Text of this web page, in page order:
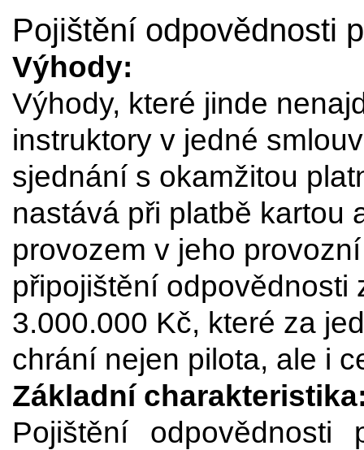
Pojištění odpovědnosti
Výhody:
Výhody, které jinde
instruktory v jedné
sjednání s okamžitou
nastává při platbě kartou
provozem v jeho
připojištění odpovědnosti
3.000.000 Kč, které za
chrání nejen pilota, ale i
Základní
Pojištění odpovědnosti